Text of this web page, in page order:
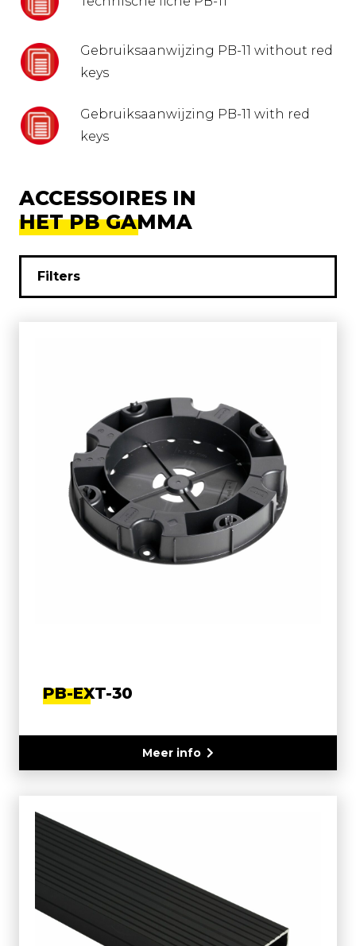
Gebruiksaanwijzing PB-11 without red
keys
Gebruiksaanwijzing PB-11 with red
keys
ACCESSOIRES IN
HET PB GAMMA
Filters
PB-EXT-30
Meer info